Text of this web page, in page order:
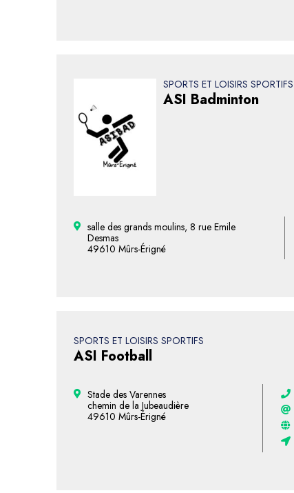
SPORTS ET LOISIRS SPORTIFS
ASI Badminton
salle des grands moulins, 8 rue Emile
Desmas
49610 Mûrs-Érigné
SPORTS ET LOISIRS SPORTIFS
ASI Football
Stade des Varennes
chemin de la Jubeaudière
49610 Mûrs-Érigné